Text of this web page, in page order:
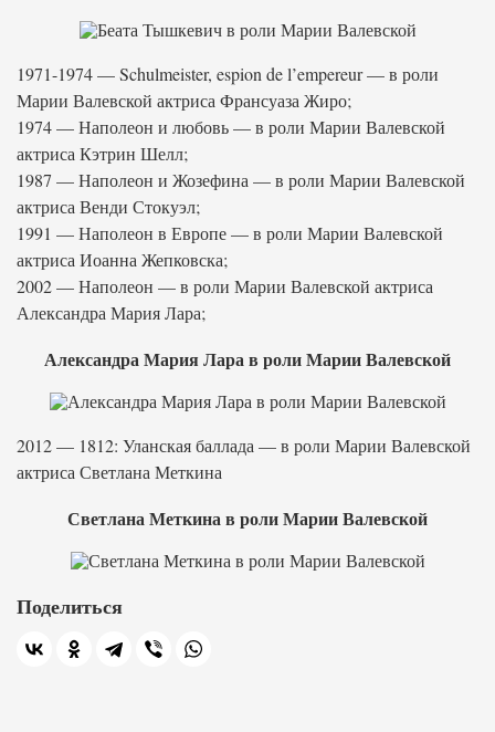
1971-1974 — Schulmeister, espion de l’empereur — в роли
Марии Валевской актриса Франсуаза Жиро;
1974 — Наполеон и любовь — в роли Марии Валевской
актриса Кэтрин Шелл;
1987 — Наполеон и Жозефина — в роли Марии Валевской
актриса Венди Стокуэл;
1991 — Наполеон в Европе — в роли Марии Валевской
актриса Иоанна Жепковска;
2002 — Наполеон — в роли Марии Валевской актриса
Александра Мария Лара;
Александра Мария Лара в роли Марии Валевской
2012 — 1812: Уланская баллада — в роли Марии Валевской
актриса Светлана Меткина
Светлана Меткина в роли Марии Валевской
Поделиться